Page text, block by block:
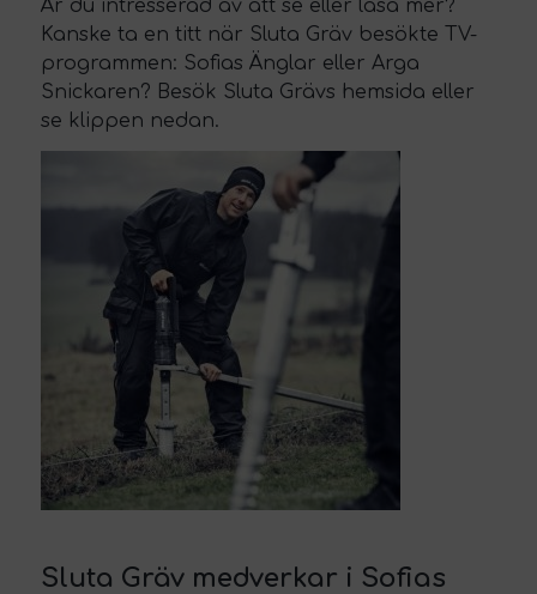
Är du intresserad av att se eller läsa mer?
Kanske ta en titt när Sluta Gräv besökte TV-
programmen: Sofias Änglar eller Arga
Snickaren? Besök Sluta Grävs hemsida eller
se klippen nedan.
Sluta Gräv medverkar i Sofias